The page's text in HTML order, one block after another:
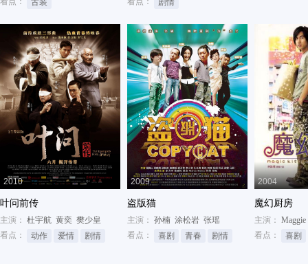
古装 剧情
2010
叶问前传
主演： 杜宇航 黄奕 樊少皇
看点：
动作 爱情 剧情
2009
盗版猫
主演： 孙楠 涂松岩 张瑶
看点：
喜剧 青春 剧情
2004
魔幻厨房
主演： Maggie
看点：
喜剧